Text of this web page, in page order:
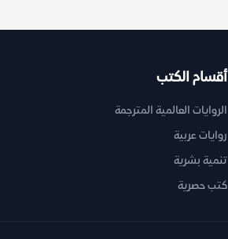
أقسام الكتب
الروايات العالمية المترجمة
روايات عربية
تنمية بشرية
كتب حصرية